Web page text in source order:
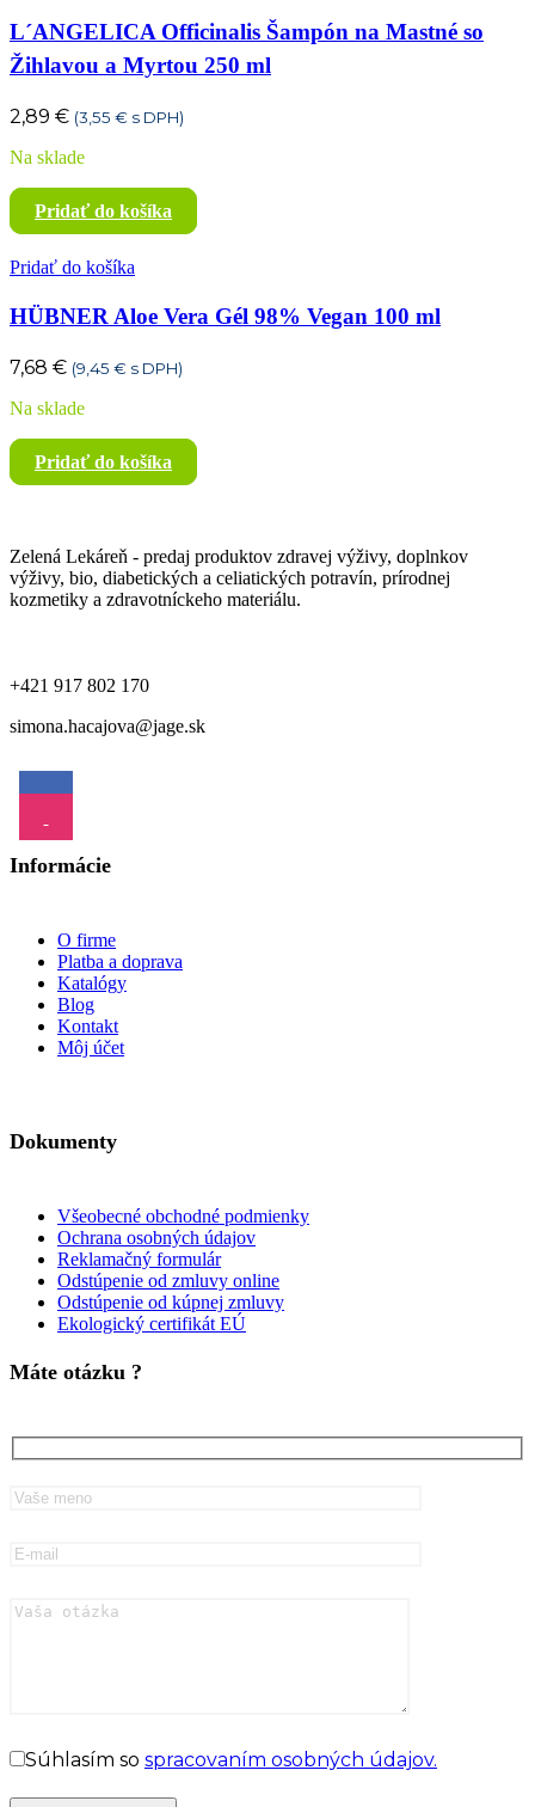
L´ANGELICA Officinalis Šampón na Mastné so
Žihlavou a Myrtou 250 ml
2,89 € (3,55 € s DPH)
Na sklade
Pridať do košíka
Pridať do košíka
HÜBNER Aloe Vera Gél 98% Vegan 100 ml
7,68 € (9,45 € s DPH)
Na sklade
Pridať do košíka
Zelená Lekáreň - predaj produktov zdravej výživy, doplnkov
výživy, bio, diabetických a celiatických potravín, prírodnej
kozmetiky a zdravotníckeho materiálu.
+421 917 802 170
simona.hacajova@jage.sk
Informácie
O firme
Platba a doprava
Katalógy
Blog
Kontakt
Môj účet
Dokumenty
Všeobecné obchodné podmienky
Ochrana osobných údajov
Reklamačný formulár
Odstúpenie od zmluvy online
Odstúpenie od kúpnej zmluvy
Ekologický certifikát EÚ
Máte otázku ?
Súhlasím so spracovaním osobných údajov.